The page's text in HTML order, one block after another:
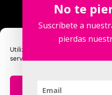
Utilizamos cookies para
servicio.
Contacta
Teléfono: +34 915
No te
Suscríbete a
pierdas